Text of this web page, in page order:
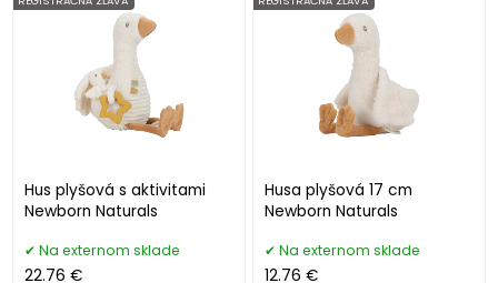
Hus plyšová s aktivitami
Newborn Naturals
Na externom sklade
22.76 €
Husa plyšová 17 cm
Newborn Naturals
Na externom sklade
12.76 €